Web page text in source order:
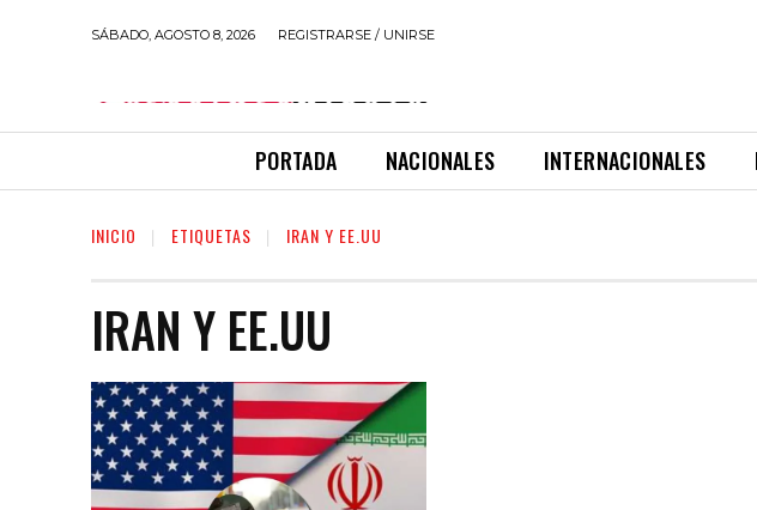
SÁBADO, AGOSTO 8, 2026 REGISTRARSE / UNIRSE
PORTADA NACIONALES INTERNACIONALES
INICIO ETIQUETAS IRAN Y EE.UU
IRAN Y EE.UU